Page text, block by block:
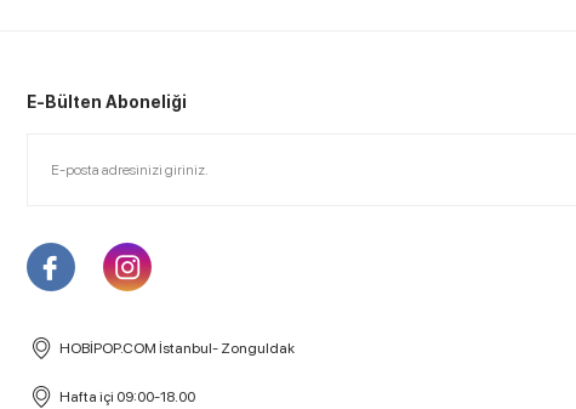
E-Bülten Aboneliği
HOBİPOP.COM İstanbul- Zonguldak
Hafta içi 09:00-18.00